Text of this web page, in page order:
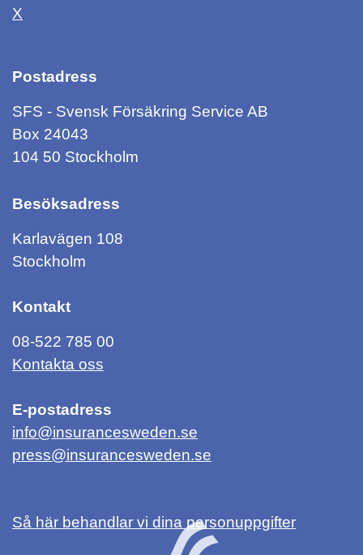
X
Postadress
SFS - Svensk Försäkring Service AB
Box 24043
104 50 Stockholm
Besöksadress
Karlavägen 108
Stockholm
Kontakt
08-522 785 00
Kontakta oss
E-postadress
info@insurancesweden.se
press@insurancesweden.se
Så här behandlar vi dina personuppgifter